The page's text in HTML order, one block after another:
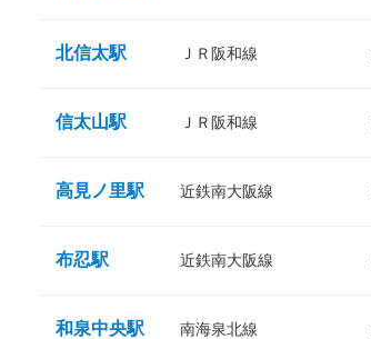
北信太駅 ＪＲ阪和線
信太山駅 ＪＲ阪和線
高見ノ里駅 近鉄南大阪線
布忍駅 近鉄南大阪線
和泉中央駅 南海泉北線